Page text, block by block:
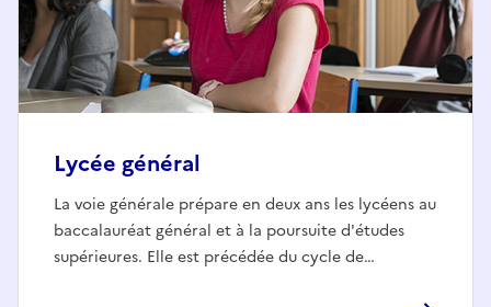
Lycée général
La voie générale prépare en deux ans les lycéens au
baccalauréat général et à la poursuite d'études
supérieures. Elle est précédée du cycle de…